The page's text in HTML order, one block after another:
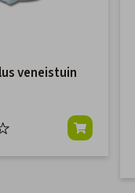
veneistuin